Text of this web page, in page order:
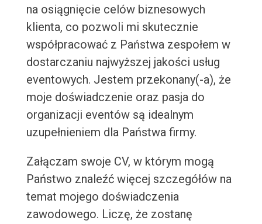
na osiągnięcie celów biznesowych
klienta, co pozwoli mi skutecznie
współpracować z Państwa zespołem w
dostarczaniu najwyższej jakości usług
eventowych. Jestem przekonany(-a), że
moje doświadczenie oraz pasja do
organizacji eventów są idealnym
uzupełnieniem dla Państwa firmy.
Załączam swoje CV, w którym mogą
Państwo znaleźć więcej szczegółów na
temat mojego doświadczenia
zawodowego. Liczę, że zostanę